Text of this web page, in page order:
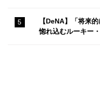
【DeNA】「将来
惚れ込むルーキー